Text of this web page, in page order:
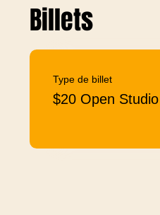
Billets
Type de billet
$20 Open Studio